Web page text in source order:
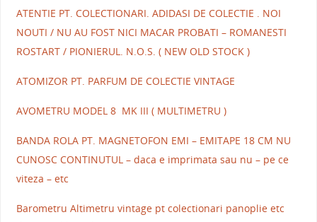
ATENTIE PT. COLECTIONARI. ADIDASI DE COLECTIE . NOI
NOUTI / NU AU FOST NICI MACAR PROBATI – ROMANESTI
ROSTART / PIONIERUL. N.O.S. ( NEW OLD STOCK )
ATOMIZOR PT. PARFUM DE COLECTIE VINTAGE
AVOMETRU MODEL 8 MK III ( MULTIMETRU )
BANDA ROLA PT. MAGNETOFON EMI – EMITAPE 18 CM NU
CUNOSC CONTINUTUL – daca e imprimata sau nu – pe ce
viteza – etc
Barometru Altimetru vintage pt colectionari panoplie etc